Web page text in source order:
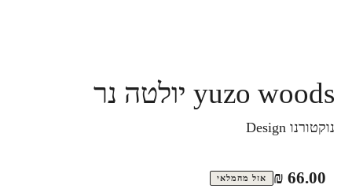
yuzo woods יולטה נר
נוקטורנו Design
מחיר
66.00 ₪ אזל מהמלאי